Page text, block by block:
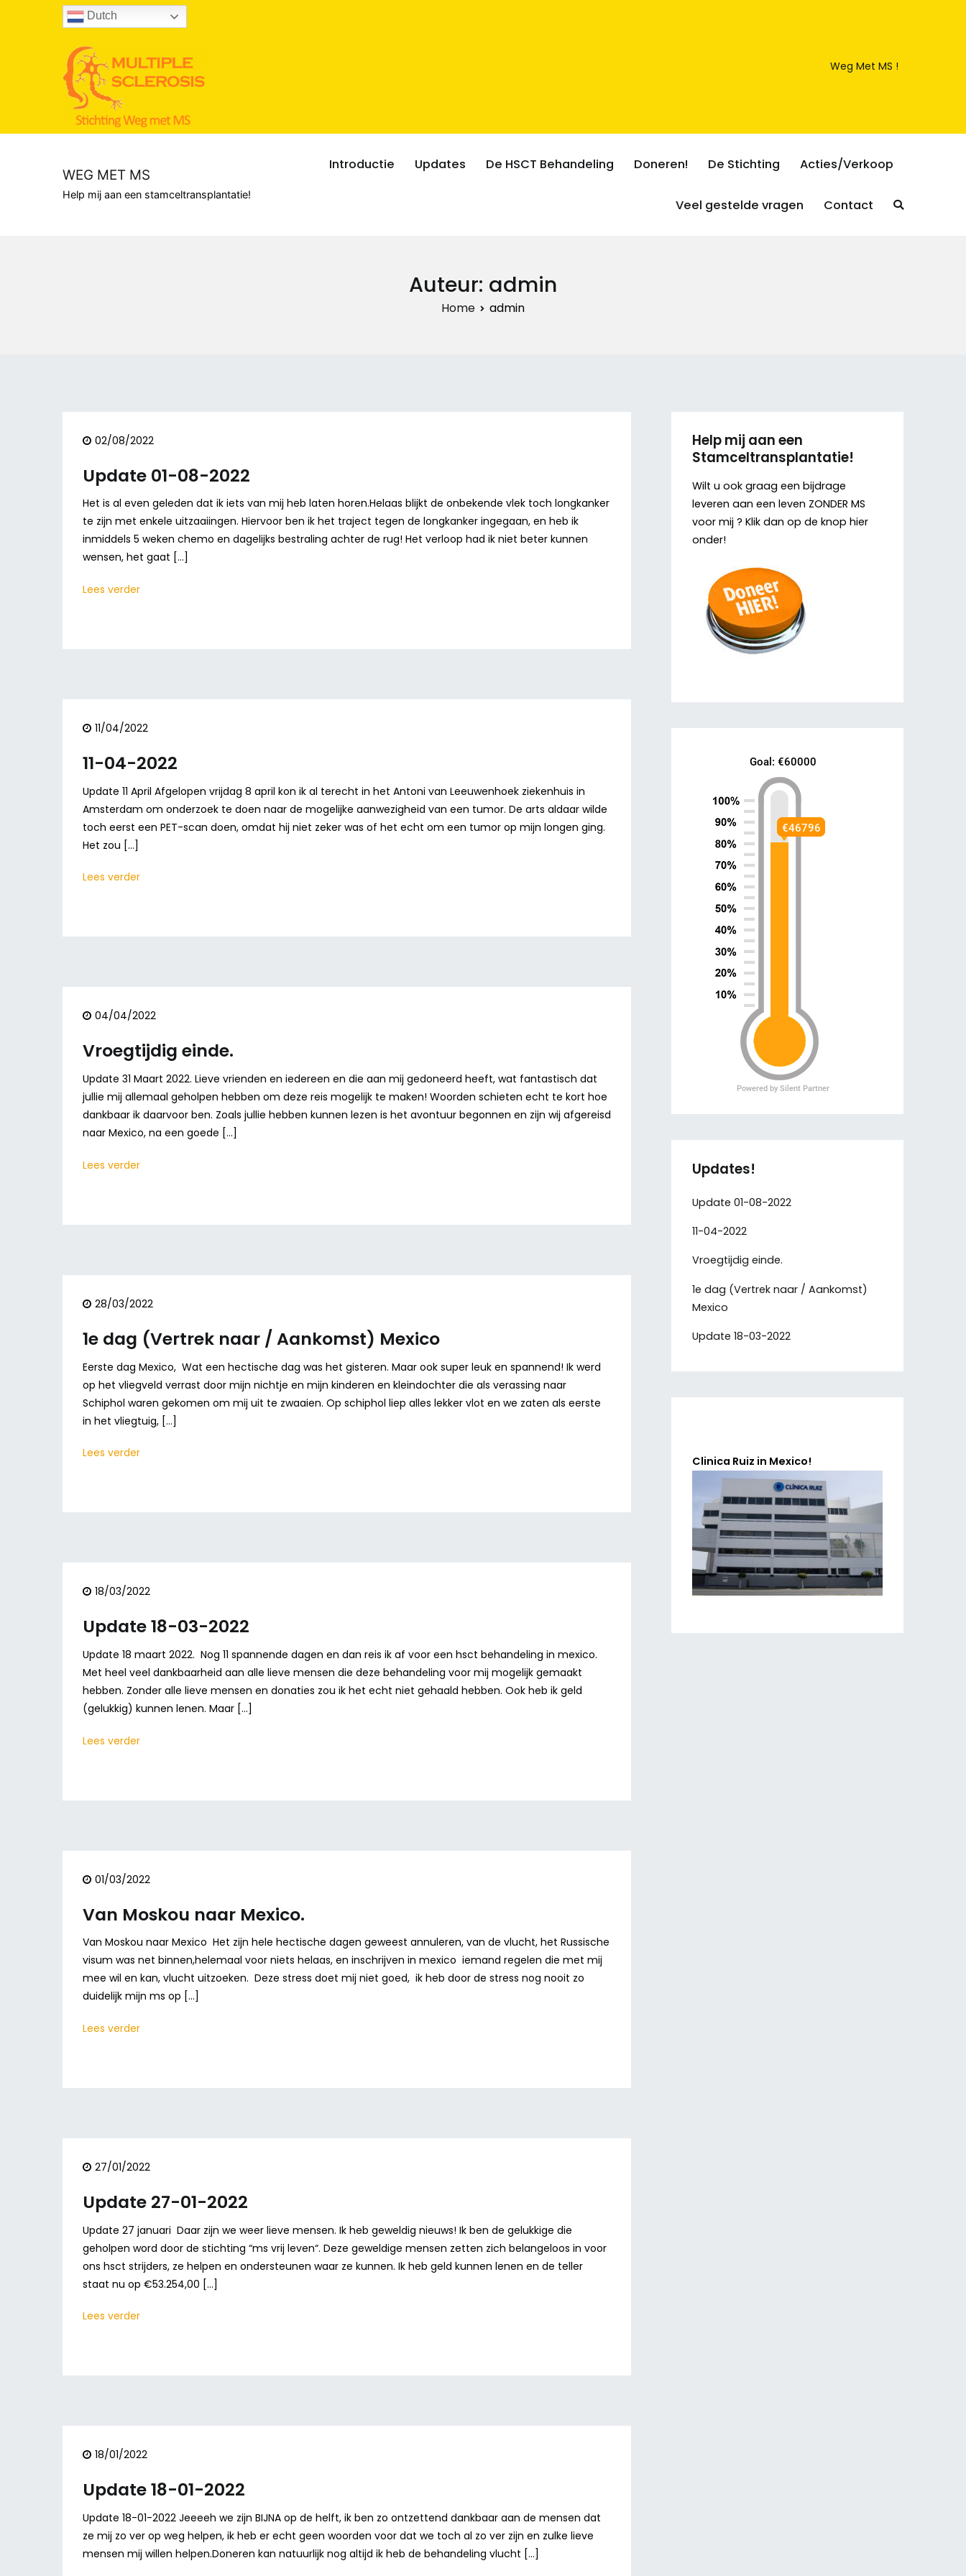
Dutch
Weg Met MS !
WEG MET MS
Help mij aan een stamceltransplantatie!
Introductie Updates De HSCT Behandeling Doneren! De Stichting Acties/Verkoop
Veel gestelde vragen Contact
Auteur: admin
Home admin
02/08/2022
Update 01-08-2022
Het is al even geleden dat ik iets van mij heb laten horen.Helaas blijkt de onbekende vlek toch longkanker
te zijn met enkele uitzaaiingen. Hiervoor ben ik het traject tegen de longkanker ingegaan, en heb ik
inmiddels 5 weken chemo en dagelijks bestraling achter de rug! Het verloop had ik niet beter kunnen
wensen, het gaat […]
Lees verder
11/04/2022
11-04-2022
Update 11 April Afgelopen vrijdag 8 april kon ik al terecht in het Antoni van Leeuwenhoek ziekenhuis in
Amsterdam om onderzoek te doen naar de mogelijke aanwezigheid van een tumor. De arts aldaar wilde
toch eerst een PET-scan doen, omdat hij niet zeker was of het echt om een tumor op mijn longen ging.
Het zou […]
Lees verder
04/04/2022
Vroegtijdig einde.
Update 31 Maart 2022. Lieve vrienden en iedereen en die aan mij gedoneerd heeft, wat fantastisch dat
jullie mij allemaal geholpen hebben om deze reis mogelijk te maken! Woorden schieten echt te kort hoe
dankbaar ik daarvoor ben. Zoals jullie hebben kunnen lezen is het avontuur begonnen en zijn wij afgereisd
naar Mexico, na een goede […]
Lees verder
28/03/2022
1e dag (Vertrek naar / Aankomst) Mexico
Eerste dag Mexico, Wat een hectische dag was het gisteren. Maar ook super leuk en spannend! Ik werd
op het vliegveld verrast door mijn nichtje en mijn kinderen en kleindochter die als verassing naar
Schiphol waren gekomen om mij uit te zwaaien. Op schiphol liep alles lekker vlot en we zaten als eerste
in het vliegtuig, […]
Lees verder
18/03/2022
Update 18-03-2022
Update 18 maart 2022. Nog 11 spannende dagen en dan reis ik af voor een hsct behandeling in mexico.
Met heel veel dankbaarheid aan alle lieve mensen die deze behandeling voor mij mogelijk gemaakt
hebben. Zonder alle lieve mensen en donaties zou ik het echt niet gehaald hebben. Ook heb ik geld
(gelukkig) kunnen lenen. Maar […]
Lees verder
01/03/2022
Van Moskou naar Mexico.
Van Moskou naar Mexico Het zijn hele hectische dagen geweest annuleren, van de vlucht, het Russische
visum was net binnen,helemaal voor niets helaas, en inschrijven in mexico iemand regelen die met mij
mee wil en kan, vlucht uitzoeken. Deze stress doet mij niet goed, ik heb door de stress nog nooit zo
duidelijk mijn ms op […]
Lees verder
27/01/2022
Update 27-01-2022
Update 27 januari Daar zijn we weer lieve mensen. Ik heb geweldig nieuws! Ik ben de gelukkige die
geholpen word door de stichting “ms vrij leven“. Deze geweldige mensen zetten zich belangeloos in voor
ons hsct strijders, ze helpen en ondersteunen waar ze kunnen. Ik heb geld kunnen lenen en de teller
staat nu op €53.254,00 […]
Lees verder
18/01/2022
Update 18-01-2022
Update 18-01-2022 Jeeeeh we zijn BIJNA op de helft, ik ben zo ontzettend dankbaar aan de mensen dat
ze mij zo ver op weg helpen, ik heb er echt geen woorden voor dat we toch al zo ver zijn en zulke lieve
mensen mij willen helpen.Doneren kan natuurlijk nog altijd ik heb de behandeling vlucht […]
Help mij aan een
Stamceltransplantatie!
Wilt u ook graag een bijdrage
leveren aan een leven ZONDER MS
voor mij ? Klik dan op de knop hier
onder!
Updates!
Update 01-08-2022
11-04-2022
Vroegtijdig einde.
1e dag (Vertrek naar / Aankomst)
Mexico
Update 18-03-2022
Clinica Ruiz in Mexico!